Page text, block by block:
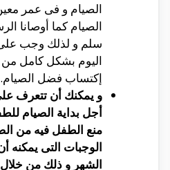
الصيام و فى عمر
الصيام كما أوصانا
سلم و لذلك وجب
اليوم بشكل كامل
إكتساب فضل الصيام.
و يمكنك أن تتعرف
أجل بداية الصيام
منع الطفل فيه من
الوجبات التى يمكنه
الشهر و ذلك من